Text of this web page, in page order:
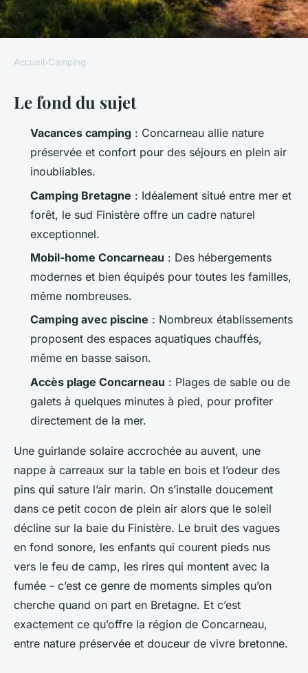
CAMPING
Découvrez le camping à
Concarneau : nature et bien-
être
Accueil›Camping
Le fond du sujet
Vacances camping : Concarneau allie nature
préservée et confort pour des séjours en plein air
inoubliables.
Camping Bretagne : Idéalement situé entre mer et
forêt, le sud Finistère offre un cadre naturel
exceptionnel.
Mobil-home Concarneau : Des hébergements
modernes et bien équipés pour toutes les familles,
même nombreuses.
Camping avec piscine : Nombreux établissements
proposent des espaces aquatiques chauffés,
même en basse saison.
Accès plage Concarneau : Plages de sable ou de
galets à quelques minutes à pied, pour profiter
directement de la mer.
Une guirlande solaire accrochée au auvent, une
nappe à carreaux sur la table en bois et l’odeur des
pins qui sature l’air marin. On s’installe doucement
dans ce petit cocon de plein air alors que le soleil
décline sur la baie du Finistère. Le bruit des vagues
en fond sonore, les enfants qui courent pieds nus
vers le feu de camp, les rires qui montent avec la
fumée - c’est ce genre de moments simples qu’on
cherche quand on part en Bretagne. Et c’est
exactement ce qu’offre la région de Concarneau,
entre nature préservée et douceur de vivre bretonne.